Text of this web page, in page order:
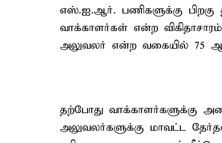
எஸ்.ஐ.ஆர். பணிகளுக்கு பிறகு
வாக்காளர்கள் என்ற
அலுவலர் என்ற வகையில் 75
தற்போது வாக்காளர்களுக்கு
அலுவலர்களுக்கு மாவட்ட